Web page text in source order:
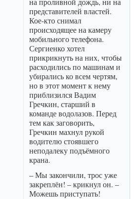
представителей властей.
Кое-кто снимал
происходящее на камеру
мобильного телефона.
Сергиенко хотел
прикрикнуть на них, чтобы
расходились по машинам и
убирались ко всем чертям,
но в этот момент к нему
приблизился Вадим
Гречкин, старший в
команде водолазов. Перед
тем как заговорить,
Гречкин махнул рукой
водителю стоявшего
неподалеку подъёмного
крана.
– Мы закончили, трос уже
закреплён! – крикнул он. –
Можешь приступать!